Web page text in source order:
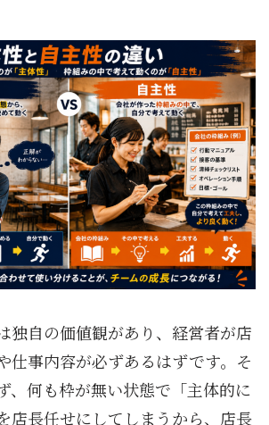
独自の価値観があり、経営者が店
仕事内容が必ずあるはずです。そ
、何も枠が無い状態で「主体的に
店長任せにしてしまうから、店長